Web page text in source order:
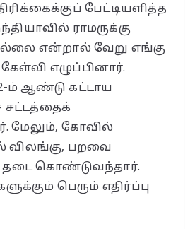
பேட்டியளித்த
ராமருக்கு
என்றால் வேறு எங்கு
எழுப்பினார்.
ம் ஆண்டு கட்டாய
சட்டத்தைக்
மேலும், கோவில்
விலங்கு, பறவை
தடை கொண்டுவந்தார்.
பெரும் எதிர்ப்பு